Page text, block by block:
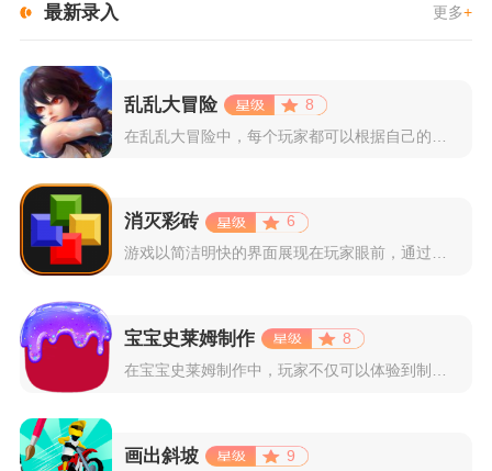
最新录入 更多+
乱乱大冒险
8
消灭彩砖
6
游戏以简洁明快的界面展现在玩家眼前，通过简单的滑动屏幕即可控...
宝宝史莱姆制作
8
在宝宝史莱姆制作中，玩家不仅可以体验到制作史莱姆的乐趣，还能...
画出斜坡
9